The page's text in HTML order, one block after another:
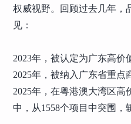
权威视野。回顾过去几年，
见：
2023年，被认定为广东高价
2025年，被纳入广东省重点
2025年，在粤港澳大湾区高
中，从1558个项目中突围，